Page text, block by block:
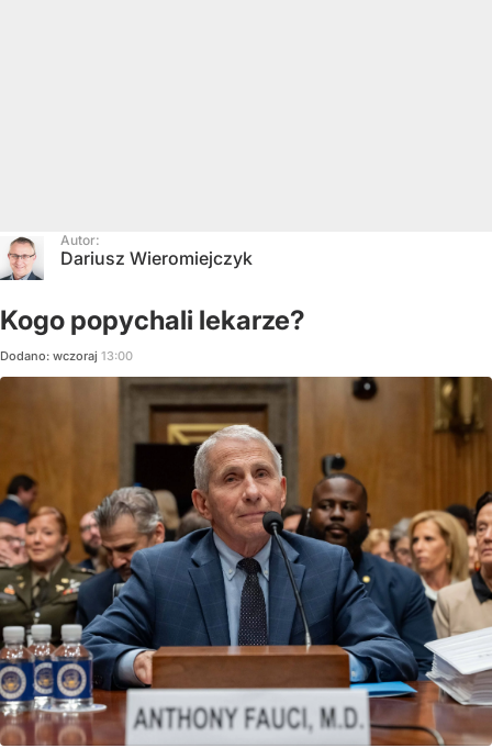
Autor:
Dariusz Wieromiejczyk
Kogo popychali lekarze?
Dodano: wczoraj 13:00